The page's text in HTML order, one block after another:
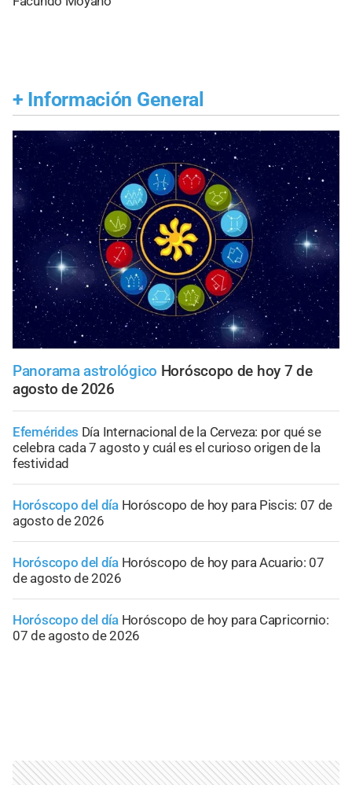
+ Información General
Panorama astrológico Horóscopo de hoy 7 de
agosto de 2026
Efemérides Día Internacional de la Cerveza: por qué se
celebra cada 7 agosto y cuál es el curioso origen de la
festividad
Horóscopo del día Horóscopo de hoy para Piscis: 07 de
agosto de 2026
Horóscopo del día Horóscopo de hoy para Acuario: 07
de agosto de 2026
Horóscopo del día Horóscopo de hoy para Capricornio:
07 de agosto de 2026